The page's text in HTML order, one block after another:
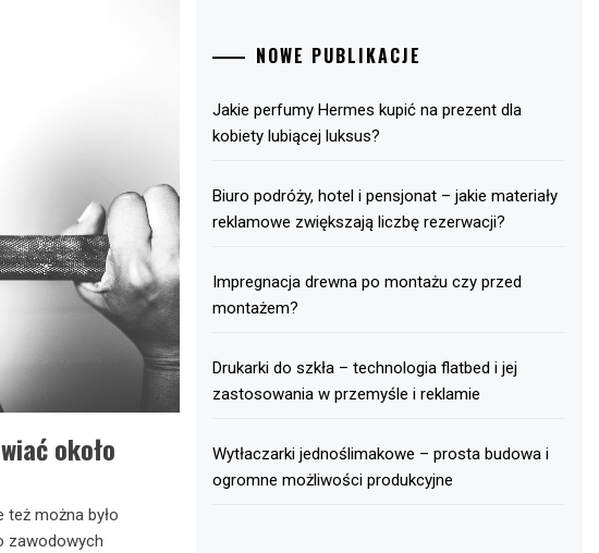
około
można było
zawodowych
NOWE PUBLIKACJE
Jakie perfumy Hermes kupić na prezent dla
kobiety lubiącej luksus?
Biuro podróży, hotel i pensjonat – jakie materiały
reklamowe zwiększają liczbę rezerwacji?
Impregnacja drewna po montażu czy przed
montażem?
Drukarki do szkła – technologia flatbed i jej
zastosowania w przemyśle i reklamie
Wytłaczarki jednoślimakowe – prosta budowa i
ogromne możliwości produkcyjne